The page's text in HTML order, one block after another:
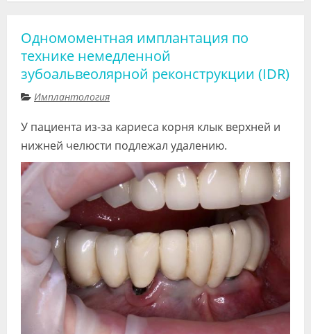
Одномоментная имплантация по
технике немедленной
зубоальвеолярной реконструкции (IDR)
Имплантология
У пациента из-за кариеса корня клык верхней и
нижней челюсти подлежал удалению.